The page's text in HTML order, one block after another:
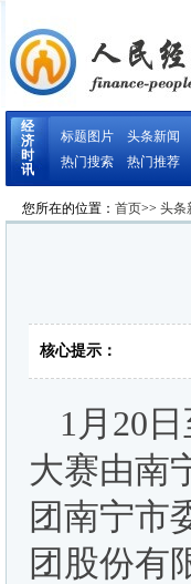
经
济
时
讯
标题图片
头条新闻
热门搜索
热门推荐
您所在的位置： 首页>> 头条
核心提示：
1月20
大赛由南
团南宁市
团股份有